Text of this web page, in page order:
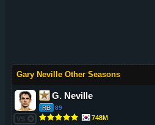
Gary Neville Other Seasons
VS
G. Neville
RB 89
748M